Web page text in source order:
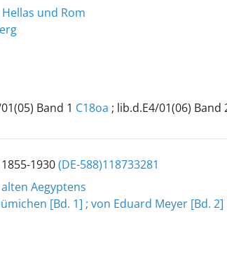
und Rom
Band 1 C18oa ; lib.d.E4/01(06) Band
1855-1930(DE-588)118733281
Aegyptens
[Bd. 1] ; von Eduard Meyer [Bd. 2]